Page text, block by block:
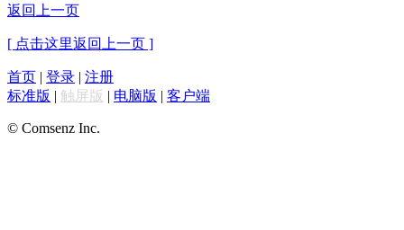
返回上一页
[ 点击这里返回上一页 ]
首页 | 登录 | 注册
标准版 | 触屏版 | 电脑版 | 客户端
© Comsenz Inc.